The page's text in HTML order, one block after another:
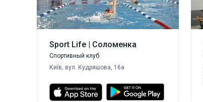
Sport Life | Соломенка
Спортивный клуб
Київ, вул. Кудряшова, 16а